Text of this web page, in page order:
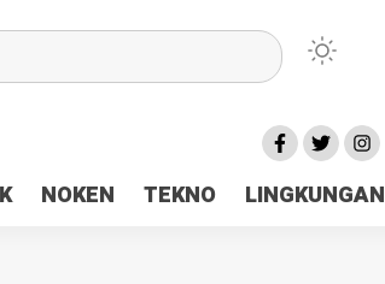
NOKEN TEKNO LINGKUNGAN
Pemilu Ceria Tanah Papua
Kas Daerah Rp23 Miliar Disorot